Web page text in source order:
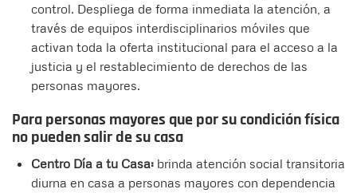
control. Despliega de forma inmediata la atención, a
través de equipos interdisciplinarios móviles que
activan toda la oferta institucional para el acceso a la
justicia y el restablecimiento de derechos de las
personas mayores.
Para personas mayores que por su condición física
no pueden salir de su casa
Centro Día a tu Casa: brinda atención social transitoria
diurna en casa a personas mayores con dependencia